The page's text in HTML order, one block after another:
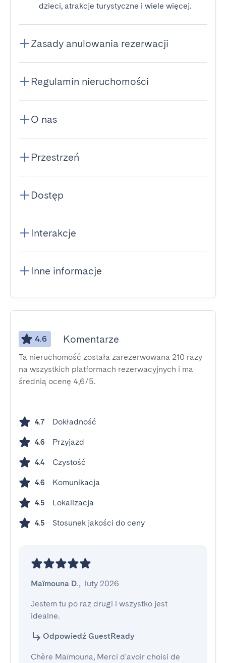
dzieci, atrakcje turystyczne i wiele więcej.
Zasady anulowania rezerwacji
Regulamin nieruchomości
O nas
Przestrzeń
Dostęp
Interakcje
Inne informacje
4.6 Komentarze
Ta nieruchomość została zarezerwowana 210 razy
na wszystkich platformach rezerwacyjnych i ma
średnią ocenę 4,6/5.
4.7 Dokładność
4.6 Przyjazd
4.4 Czystość
4.6 Komunikacja
4.5 Lokalizacja
4.5 Stosunek jakości do ceny
Maïmouna D., luty 2026
Jestem tu po raz drugi i wszystko jest
idealne.
Odpowiedź GuestReady
Chère Maïmouna, Merci d'avoir choisi de